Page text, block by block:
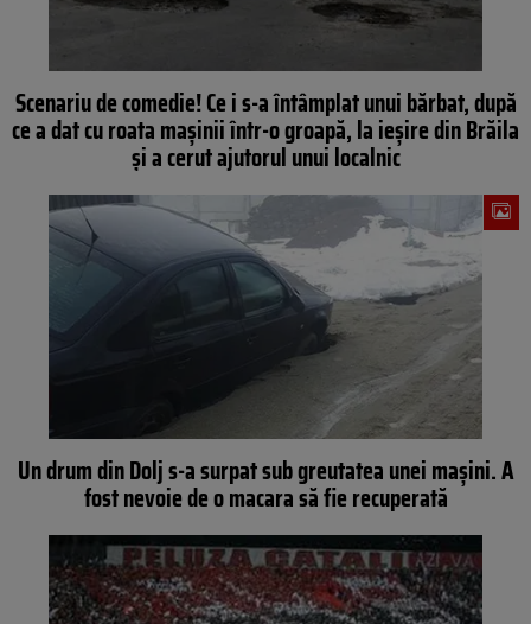
Scenariu de comedie! Ce i s-a întâmplat unui bărbat, după
ce a dat cu roata mașinii într-o groapă, la ieșire din Brăila
și a cerut ajutorul unui localnic
Un drum din Dolj s-a surpat sub greutatea unei mașini. A
fost nevoie de o macara să fie recuperată